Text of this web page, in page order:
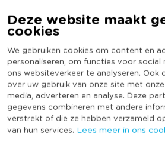
Deze website maakt
cookies
We gebruiken cookies om content en
personaliseren, om functies voor social
ons websiteverkeer te analyseren. Ook
over uw gebruik van onze site met
media, adverteren en analyse. Deze
gegevens combineren met andere
verstrekt of die ze hebben verzameld
van hun services. Lees meer in ons
Reviews